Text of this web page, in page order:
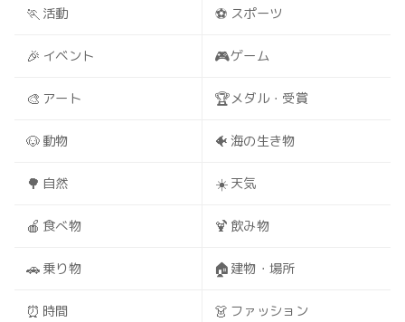
🏃 活動 ⚽ スポーツ
🎉 イベント 🎮ゲーム
🎨 アート 🏆メダル・受賞
🐶 動物 🐠 海の生き物
🌳 自然 ☀️ 天気
🍎 食べ物 🍹 飲み物
🚗 乗り物 🏠 建物・場所
⏰ 時間 👗 ファッション